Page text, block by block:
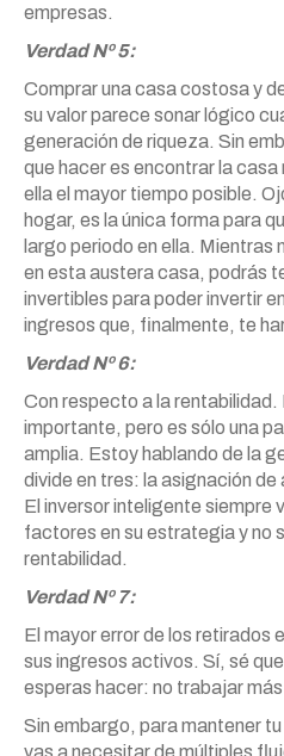
empresas.
Verdad Nº 5:
Comprar una casa costosa y
su valor parece sonar lógico
generación de riqueza. Sin
que hacer es encontrar la casa
ella el mayor tiempo posible.
hogar, es la única forma para
largo periodo en ella.
en esta austera casa, podrás
invertibles para poder invertir
ingresos que, finalmente, te
Verdad Nº 6:
Con respecto a la
importante, pero es sólo una
amplia. Estoy hablando de la
divide en tres: la asignación
El inversor inteligente siempre
factores en su estrategia y no
rentabilidad.
Verdad Nº 7:
El mayor error de los retirados
sus ingresos activos. Sí, sé
esperas hacer: no trabajar
Sin embargo, para mantener
vas a necesitar de múltiples